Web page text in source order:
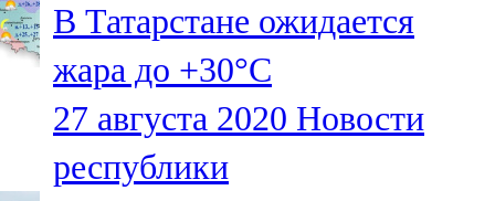
Шәмәрдән
102,3 FM
Яңа чишмә
107,0 FM
В Татарстане ожидается
жара до +30°С
27 августа 2020 Новости
республики